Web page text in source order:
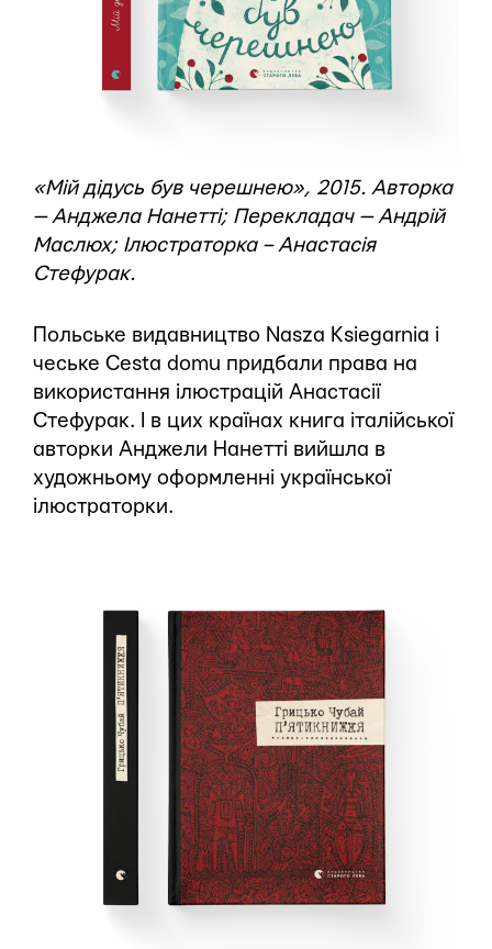
«Мій дідусь був черешнею», 2015. Авторка
— Анджела Нанетті; Перекладач — Андрій
Маслюх; Ілюстраторка – Анастасія
Стефурак.
Польське видавництво Nasza Ksiegarnia і
чеське Cesta domu придбали права на
використання ілюстрацій Анастасії
Стефурак. І в цих країнах книга італійської
авторки Анджели Нанетті вийшла в
художньому оформленні української
ілюстраторки.